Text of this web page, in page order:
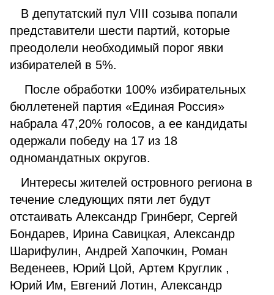
В депутатский пул VIII созыва попали
представители шести партий, которые
преодолели необходимый порог явки
избирателей в 5%.
После обработки 100% избирательных
бюллетеней партия «Единая Россия»
набрала 47,20% голосов, а ее кандидаты
одержали победу на 17 из 18
одномандатных округов.
Интересы жителей островного региона в
течение следующих пяти лет будут
отстаивать Александр Гринберг, Сергей
Бондарев, Ирина Савицкая, Александр
Шарифулин, Андрей Хапочкин, Роман
Веденеев, Юрий Цой, Артем Круглик ,
Юрий Им, Евгений Лотин, Александр